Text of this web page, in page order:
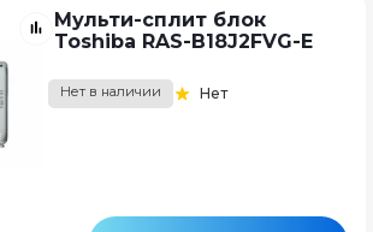
Мульти-сплит блок
Toshiba RAS-B18J2FVG-E
Нет в наличии Нет